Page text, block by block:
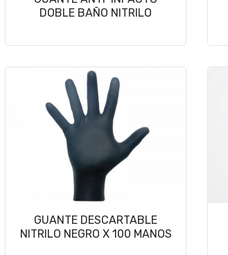
DOBLE BAÑO NITRILO
GUANTE DESCARTABLE
NITRILO NEGRO X 100 MANOS